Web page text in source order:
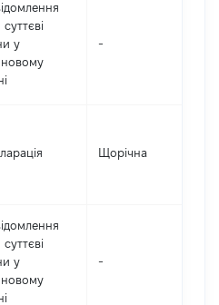
y
-
Щорічна
y
-